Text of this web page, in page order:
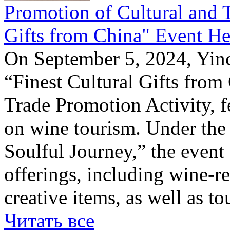
Promotion of Cultural and
Gifts from China" Event
On September 5, 2024,
“Finest Cultural Gifts from
Trade Promotion Activity,
on wine tourism. Under
Soulful Journey,” the
offerings, including wine-
creative items, as well as
Читать все